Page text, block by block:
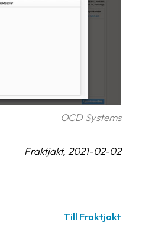
OCD Systems
Fraktjakt, 2021-02-02
Till Fraktjakt